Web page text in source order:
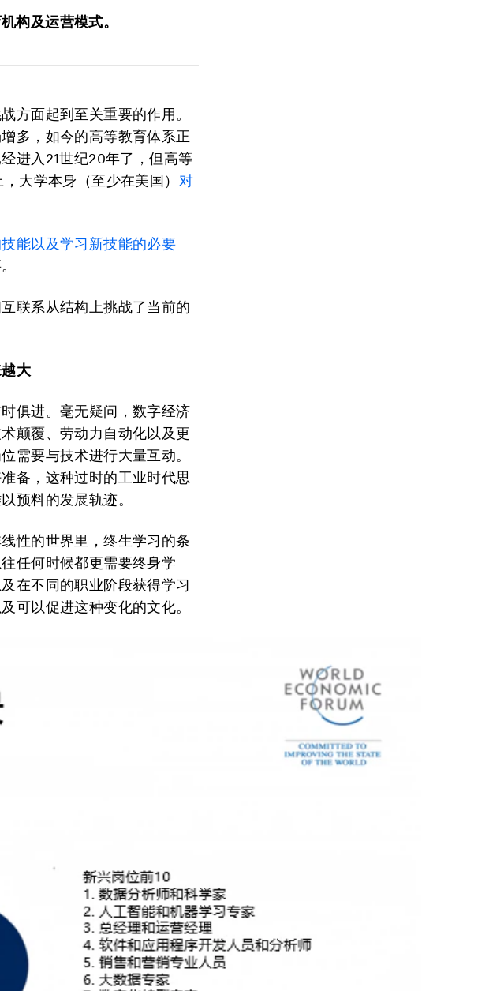
构及运营模式。
方面起到至关重要的作用。
多，如今的高等教育体系正
进入21世纪20年了，但高等
大学本身（至少在美国） 对
能以及学习新技能的必要
联系从结构上挑战了当前的
大
俱进。毫无疑问，数字经济
颠覆、劳动力自动化以及更
需要与技术进行大量互动。
备，这种过时的工业时代思
预料的发展轨迹。
性的世界里，终生学习的条
任何时候都更需要终身学
在不同的职业阶段获得学习
可以促进这种变化的文化。